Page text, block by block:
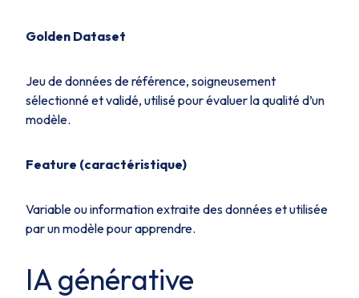
Golden Dataset
Jeu de données de référence, soigneusement
sélectionné et validé, utilisé pour évaluer la qualité d’un
modèle.
Feature (caractéristique)
Variable ou information extraite des données et utilisée
par un modèle pour apprendre.
IA générative